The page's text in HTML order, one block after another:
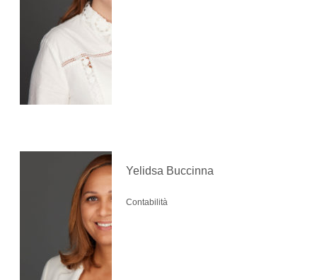
Yelidsa Buccinna
Contabilità